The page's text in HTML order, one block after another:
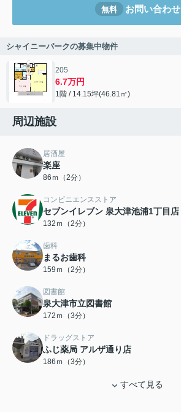
無料 お問い合わせ
シャイニーパークの募集中物件
205
6.7万円
1階 / 14.15坪(46.81㎡)
周辺施設
居酒屋
楽座
86ｍ（2分）
コンビニエンスストア
セブンイレブン 泉大津池浦1丁目店
132ｍ（2分）
歯科
まるお歯科
159ｍ（2分）
図書館
泉大津市立図書館
172ｍ（3分）
ドラッグストア
ふじ薬局 アルザ通り店
186ｍ（3分）
すべて見る